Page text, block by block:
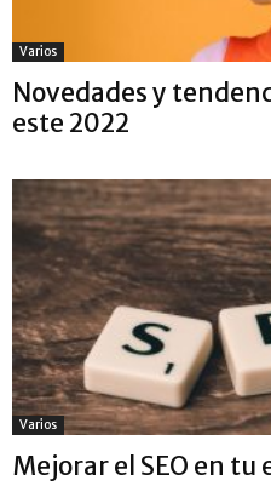
Varios
Novedades y
este 2022
Varios
Mejorar el SEO en tu